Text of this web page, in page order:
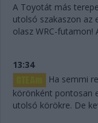
A Toyotát más
utolsó szakaszon az
olasz WRC-futamon!
13:34
Ha semmi
körönként pontosan
utolsó körökre. De